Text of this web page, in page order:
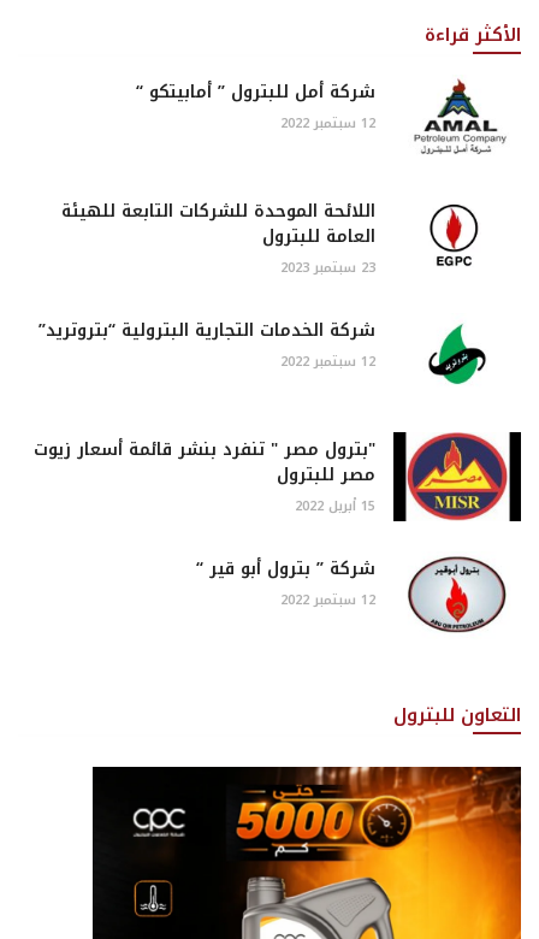
الأكثر قراءة
شركة أمل للبترول ” أمابيتكو “
12 سبتمبر 2022
اللائحة الموحدة للشركات التابعة للهيئة
العامة للبترول
23 سبتمبر 2023
شركة الخدمات التجارية البترولية “بتروتريد”
12 سبتمبر 2022
"بترول مصر " تنفرد بنشر قائمة أسعار زيوت
مصر للبترول
15 أبريل 2022
شركة ” بترول أبو قير “
12 سبتمبر 2022
التعاون للبترول